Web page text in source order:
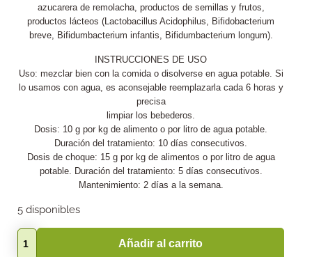
azucarera de remolacha, productos de semillas y frutos,
productos lácteos (Lactobacillus Acidophilus, Bifidobacterium
breve, Bifidumbacterium infantis, Bifidumbacterium longum).
INSTRUCCIONES DE USO
Uso: mezclar bien con la comida o disolverse en agua potable. Si
lo usamos con agua, es aconsejable reemplazarla cada 6 horas y
precisa
limpiar los bebederos.
Dosis: 10 g por kg de alimento o por litro de agua potable.
Duración del tratamiento: 10 días consecutivos.
Dosis de choque: 15 g por kg de alimentos o por litro de agua
potable. Duración del tratamiento: 5 días consecutivos.
Mantenimiento: 2 días a la semana.
5 disponibles
Añadir al carrito